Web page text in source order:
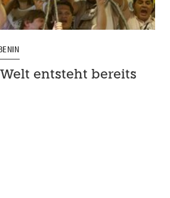
entsteht bereits